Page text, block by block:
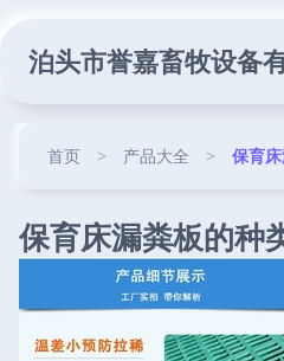
泊头市誉嘉畜牧设备
首页 > 产品大全 > 保育
保育床漏粪板的种